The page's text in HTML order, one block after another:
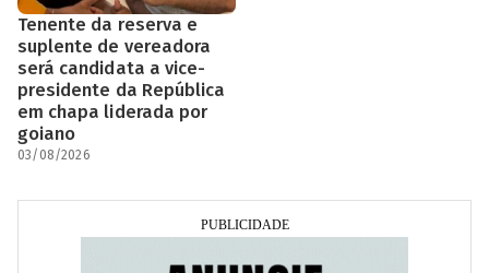
Tenente da reserva e
suplente de vereadora
será candidata a vice-
presidente da República
em chapa liderada por
goiano
03/08/2026